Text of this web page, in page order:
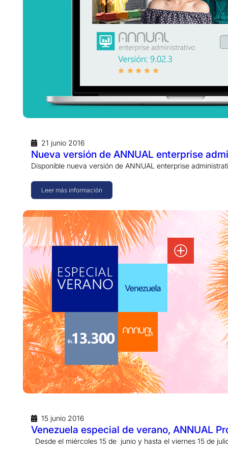
21 junio 2016
Nueva versión de ANNUAL enterprise
Disponible nueva versión de ANNUAL enterprise
Leer más información
15 junio 2016
Venezuela especial de verano, ANNUAL
Desde el miércoles 15 de junio y hasta el viernes 15 de